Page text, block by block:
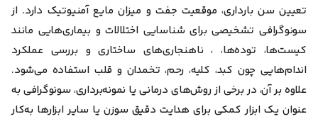
تعیین سن بارداری، موقعیت جفت و میزان مایع آمنیوتیک دارد. از
سونوگرافی تشخیصی برای شناسایی اختلالات و بیماری‌هایی مانند
کیست‌ها، توده‌ها، ، ناهنجاری‌های ساختاری و بررسی عملکرد
اندام‌هایی چون کبد، کلیه، رحم، تخمدان و قلب استفاده می‌شود.
علاوه بر آن، در برخی از روش‌های درمانی یا نمونه‌برداری، سونوگرافی به
‌عنوان یک ابزار کمکی برای هدایت دقیق سوزن یا سایر ابزارها به‌کار